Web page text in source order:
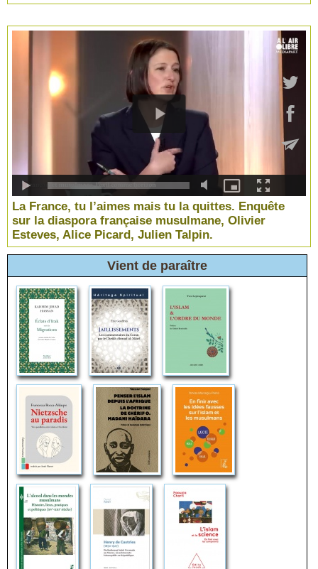
La France, tu l’aimes mais tu la quittes. Enquête
sur la diaspora française musulmane, Olivier
Esteves, Alice Picard, Julien Talpin.
Vient de paraître